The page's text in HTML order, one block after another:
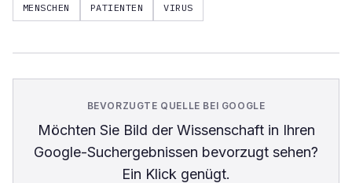
MENSCHEN PATIENTEN VIRUS
BEVORZUGTE QUELLE BEI GOOGLE
Möchten Sie Bild der Wissenschaftin Ihren
Google-Suchergebnissen bevorzugt sehen?
Ein Klick genügt.